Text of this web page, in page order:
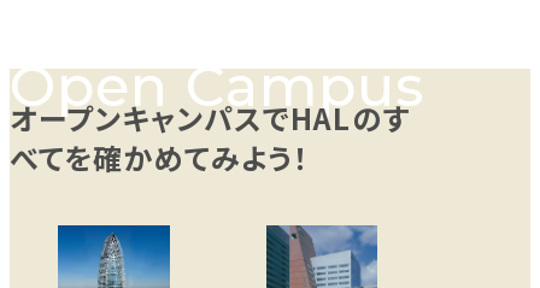
オープンキャンパスでHALのす
べてを確かめてみよう！